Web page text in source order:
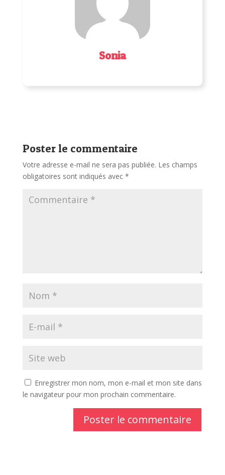
Sonia
Poster le commentaire
Votre adresse e-mail ne sera pas publiée. Les champs
obligatoires sont indiqués avec *
Enregistrer mon nom, mon e-mail et mon site dans
le navigateur pour mon prochain commentaire.